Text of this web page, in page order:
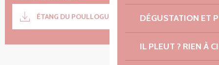
DÉGUSTATION ET
IL PLEUT ? RIEN À
ÉTANG DU POULLOGUER